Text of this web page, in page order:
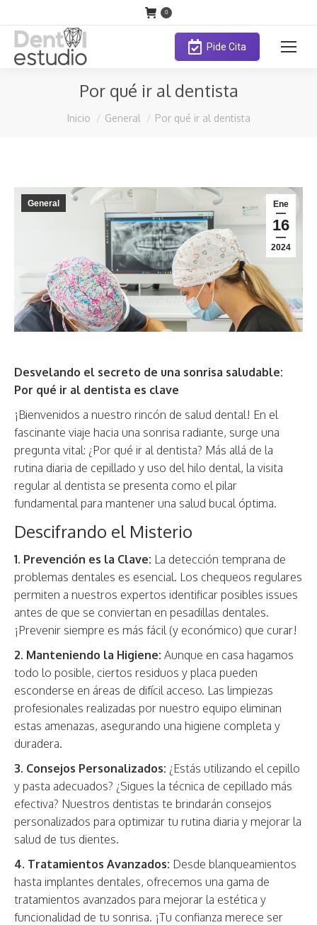
0
Pide Cita
Por qué ir al dentista
Estás aquí:
Inicio General Por qué ir al dentista
Ene
16
2024
General
Desvelando el secreto de una sonrisa saludable:
Por qué ir al dentista es clave
¡Bienvenidos a nuestro rincón de salud dental! En el
fascinante viaje hacia una sonrisa radiante, surge una
pregunta vital: ¿Por qué ir al dentista? Más allá de la
rutina diaria de cepillado y uso del hilo dental, la visita
regular al dentista se presenta como el pilar
fundamental para mantener una salud bucal óptima.
Descifrando el Misterio
1. Prevención es la Clave: La detección temprana de
problemas dentales es esencial. Los chequeos regulares
permiten a nuestros expertos identificar posibles issues
antes de que se conviertan en pesadillas dentales.
¡Prevenir siempre es más fácil (y económico) que curar!
2. Manteniendo la Higiene: Aunque en casa hagamos
todo lo posible, ciertos residuos y placa pueden
esconderse en áreas de difícil acceso. Las limpiezas
profesionales realizadas por nuestro equipo eliminan
estas amenazas, asegurando una higiene completa y
duradera.
3. Consejos Personalizados: ¿Estás utilizando el cepillo
y pasta adecuados? ¿Sigues la técnica de cepillado más
efectiva? Nuestros dentistas te brindarán consejos
personalizados para optimizar tu rutina diaria y mejorar la
salud de tus dientes.
4. Tratamientos Avanzados: Desde blanqueamientos
hasta implantes dentales, ofrecemos una gama de
tratamientos avanzados para mejorar la estética y
funcionalidad de tu sonrisa. ¡Tu confianza merece ser